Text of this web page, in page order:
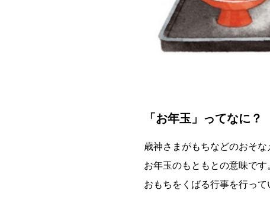
「お年玉」ってなに？
歳神さまがもちなどのおそ
お年玉のもともとの意味で
おもちをくばる行事を行って